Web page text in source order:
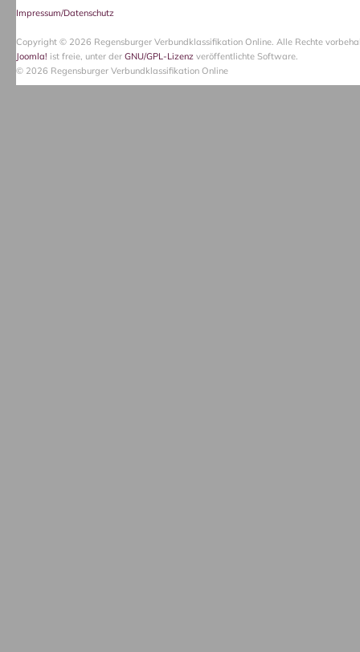
Impressum/Datenschutz
Copyright © 2026 Regensburger Verbundklassifikation Online. Alle Rechte
Joomla! ist freie, unter der GNU/GPL-Lizenz veröffentlichte Software.
© 2026 Regensburger Verbundklassifikation Online